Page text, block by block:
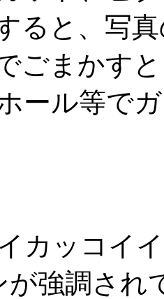
ると、写
ごまかす
ール等で
カッコイ
強調され